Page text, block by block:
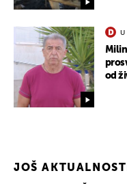
U
od
JOŠ AKTUALNOSTI